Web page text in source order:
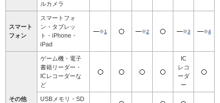
ルカメラ
スマート
フォン
スマートフォ
ン・タブレッ
ト・iPhone・
iPad
※1 ※2 ※3 ※4
その他
ゲーム機・電子
書籍リーダー・
ICレコーダーな
ど
IC
レコ
ーダ
ー
USBメモリ・SD